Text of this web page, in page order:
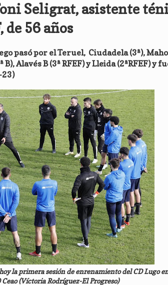
Seligrat, asistente
de 56 años
pasó por el Teruel, Ciudadela (3ª),
Alavés B (3ª RFEF) y Lleida (2ªRFEF) y
23)
la primera sesión de enrenamiento del CD Lugo
(Víctoria Rodríguez-El Progreso)